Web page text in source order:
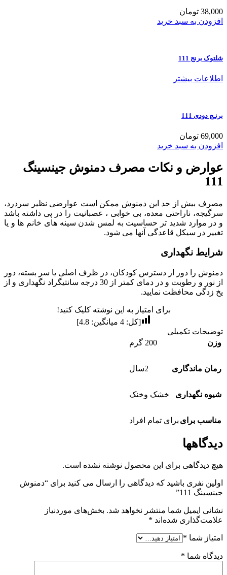
38,000 تومان
افزودن به سبد خرید
شلتوک برنج 111
اطلاعات بیشتر
برنـج دودی 111
69,000 تومان
افزودن به سبد خرید
عوارض و نکات مصرف دمنوش جینسینگ
111
مصرف بیش از حد این دمنوش ممکن است عوارضی نظیر سردرد،
سرگیجه، ناراحتی معده، بی خوابی ، عصبانیت را در پی داشته باشد
و در موارد شدید تر حساسیت به لمس شدن سینه های خانم ها و یا
تغییر در سیکل قاعدگی آنها می شود.
شرایط نگهداری
دمنوش را دور از دسترس کودکان، در ظرف اصلی یا سر بسته، دور
از نور و رطوبت و در دمای کمتر از 30 درجه سانتیگراد نگهداری و از
یخ زدگی محافظت نمایید.
برای امتیاز به این نوشته کلیک کنید!
[کل:4 میانگین:4.8
]
توضیحات تکمیلی
وزن
200 گرم
رمان ماندگاری 2سال
شیوه نگهداری خشک وخنک
مناسب برای برای تمام افراد
دیدگاهها
هیچ دیدگاهی برای این محصول نوشته نشده است.
اولین نفری باشید که دیدگاهی را ارسال می کنید برای “دمنوش
جینسینگ 111”
نشانی ایمیل شما منتشر نخواهد شد. بخش‌های موردنیاز
علامت‌گذاری شده‌اند *
امتیاز شما *
دیدگاه شما *